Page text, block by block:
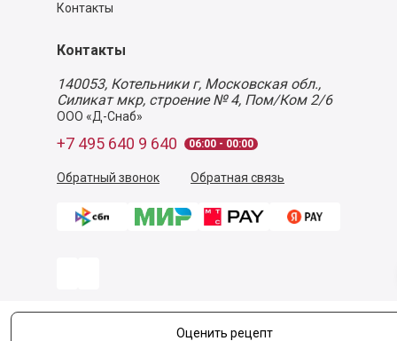
Оценить рецепт
Контакты
Контакты
140053, Котельники г, Московская обл.,
Силикат мкр, строение № 4, Пом/Ком 2/6
ООО «Д-Снаб»
+7 495 640 9 640 06:00 - 00:00
Обратный звонок Обратная связь